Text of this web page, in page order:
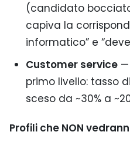
(candidato
capiva la
informatico” e
Customer service—
primo livello: tasso
sceso da ~30% a
Profili che NON